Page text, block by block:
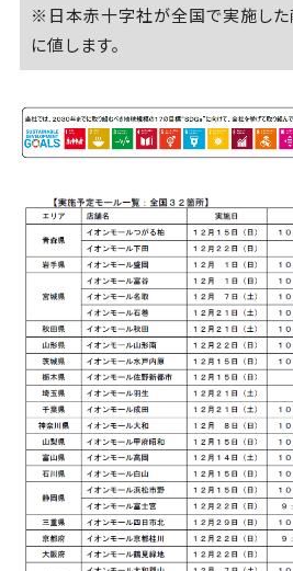
※日本赤十字社が全国で実施した
に値します。